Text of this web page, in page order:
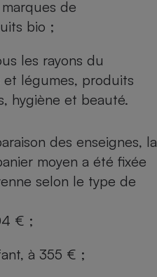
de
bio ;
les rayons du
et légumes, produits
hygiène et beauté.
des enseignes, la
moyen a été fixée
selon le type de
€ ;
à 355 € ;